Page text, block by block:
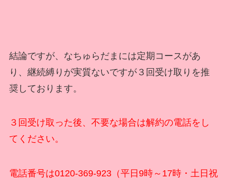
結論ですが、なちゅらだまには定期コースがあ
り、継続縛りが実質ないですが３回受け取りを推
奨しております。
３回受け取った後、不要な場合は解約の電話をし
てください。
電話番号は0120-369-923（平日9時～17時・土日祝